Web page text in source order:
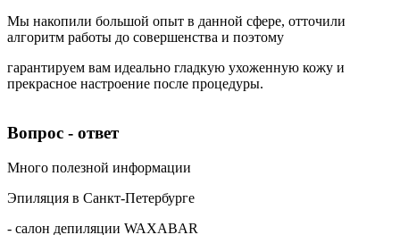
Мы накопили большой опыт в данной сфере, отточили
алгоритм работы до совершенства и поэтому
гарантируем вам идеально гладкую ухоженную кожу и
прекрасное настроение после процедуры.
Вопрос - ответ
Много полезной информации
Эпиляция в Санкт-Петербурге
- салон депиляции WAXABAR